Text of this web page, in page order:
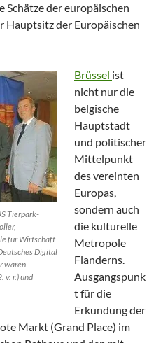
Schätze der europäischen
der Europäischen
Tierpark-
für Wirtschaft
Digital
waren
v. r.) und
Brüssel ist
nicht nur die
belgische
Hauptstadt
und politischer
Mittelpunkt
des vereinten
Europas,
sondern auch
die kulturelle
Metropole
Flanderns.
Ausgangspunk
t für die
Erkundung der
Markt (Grand Place) im